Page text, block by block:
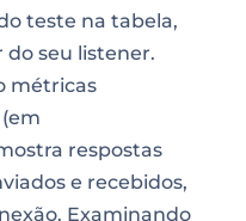
teste na tabela,
do seu listener.
métricas
respostas
e recebidos,
Examinando